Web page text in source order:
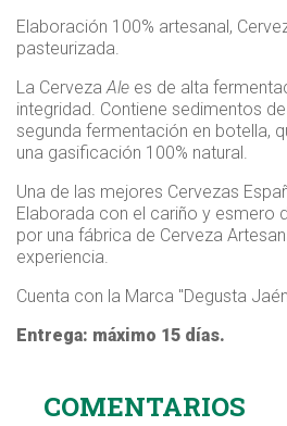
Elaboración 100% artesanal,
pasteurizada.
La CervezaAle es de alta
integridad. Contiene sedimentos
segunda fermentación en botella,
una gasificación 100% natural.
Una de las mejores Cervezas
Elaborada con el cariño y esmero
por una fábrica de Cerveza
experiencia.
Cuenta con la Marca "Degusta
Entrega: máximo 15 días.
COMENTARIOS